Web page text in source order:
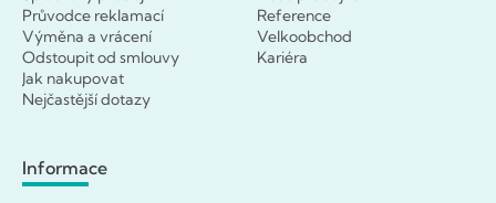
Průvodce reklamací
Výměna a vrácení
Odstoupit od smlouvy
Jak nakupovat
Nejčastější dotazy
Reference
Velkoobchod
Kariéra
Informace